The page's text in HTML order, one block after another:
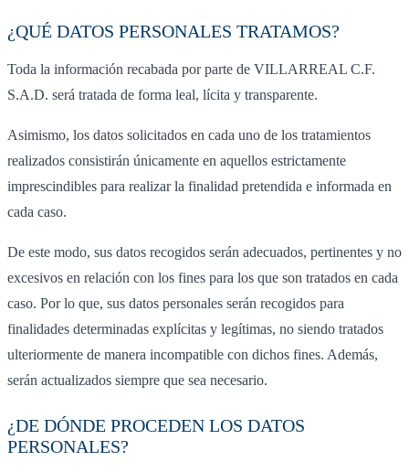
¿QUÉ DATOS PERSONALES TRATAMOS?
Toda la información recabada por parte de VILLARREAL C.F.
S.A.D. será tratada de forma leal, lícita y transparente.
Asimismo, los datos solicitados en cada uno de los tratamientos
realizados consistirán únicamente en aquellos estrictamente
imprescindibles para realizar la finalidad pretendida e informada en
cada caso.
De este modo, sus datos recogidos serán adecuados, pertinentes y no
excesivos en relación con los fines para los que son tratados en cada
caso. Por lo que, sus datos personales serán recogidos para
finalidades determinadas explícitas y legítimas, no siendo tratados
ulteriormente de manera incompatible con dichos fines. Además,
serán actualizados siempre que sea necesario.
¿DE DÓNDE PROCEDEN LOS DATOS
PERSONALES?